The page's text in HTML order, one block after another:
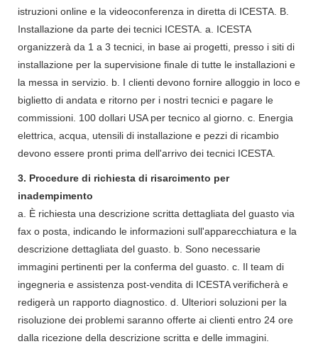
istruzioni online e la videoconferenza in diretta di ICESTA. B.
Installazione da parte dei tecnici ICESTA. a. ICESTA
organizzerà da 1 a 3 tecnici, in base ai progetti, presso i siti di
installazione per la supervisione finale di tutte le installazioni e
la messa in servizio. b. I clienti devono fornire alloggio in loco e
biglietto di andata e ritorno per i nostri tecnici e pagare le
commissioni. 100 dollari USA per tecnico al giorno. c. Energia
elettrica, acqua, utensili di installazione e pezzi di ricambio
devono essere pronti prima dell'arrivo dei tecnici ICESTA.
3. Procedure di richiesta di risarcimento per
inadempimento
a. È richiesta una descrizione scritta dettagliata del guasto via
fax o posta, indicando le informazioni sull'apparecchiatura e la
descrizione dettagliata del guasto. b. Sono necessarie
immagini pertinenti per la conferma del guasto. c. Il team di
ingegneria e assistenza post-vendita di ICESTA verificherà e
redigerà un rapporto diagnostico. d. Ulteriori soluzioni per la
risoluzione dei problemi saranno offerte ai clienti entro 24 ore
dalla ricezione della descrizione scritta e delle immagini.